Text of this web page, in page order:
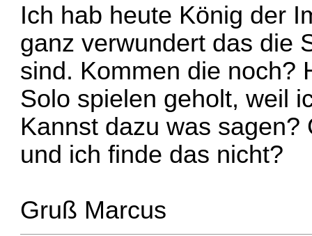
Ich hab heute König der
ganz verwundert das die
sind. Kommen die noch?
Solo spielen geholt, weil
Kannst dazu was
und ich finde das nicht?
Gruß Marcus